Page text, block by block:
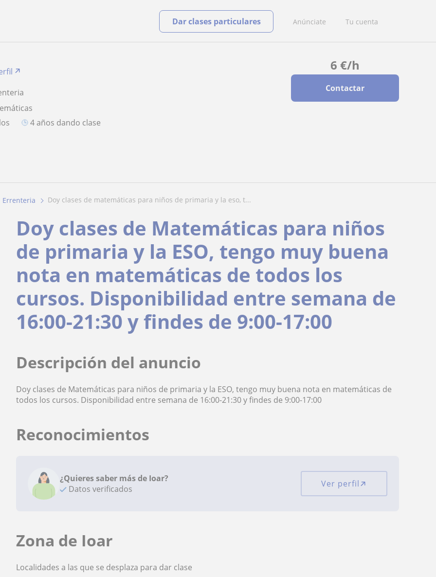
Anúnciate Tu cuenta
Dar clases particulares
6 €/h
Contactar
4 años dando clase
Errenteria doy clases de matemáticas para niños de primaria y la eso, t...
Doy clases de Matemáticas para niños
de primaria y la ESO, tengo muy buena
nota en matemáticas de todos los
cursos. Disponibilidad entre semana de
16:00-21:30 y findes de 9:00-17:00
Descripción del anuncio
Doy clases de Matemáticas para niños de primaria y la ESO, tengo muy buena nota en matemáticas de
todos los cursos. Disponibilidad entre semana de 16:00-21:30 y findes de 9:00-17:00
Reconocimientos
¿Quieres saber más de Ioar?
Datos verificados
Ver perfil
Zona de Ioar
Localidades a las que se desplaza para dar clase